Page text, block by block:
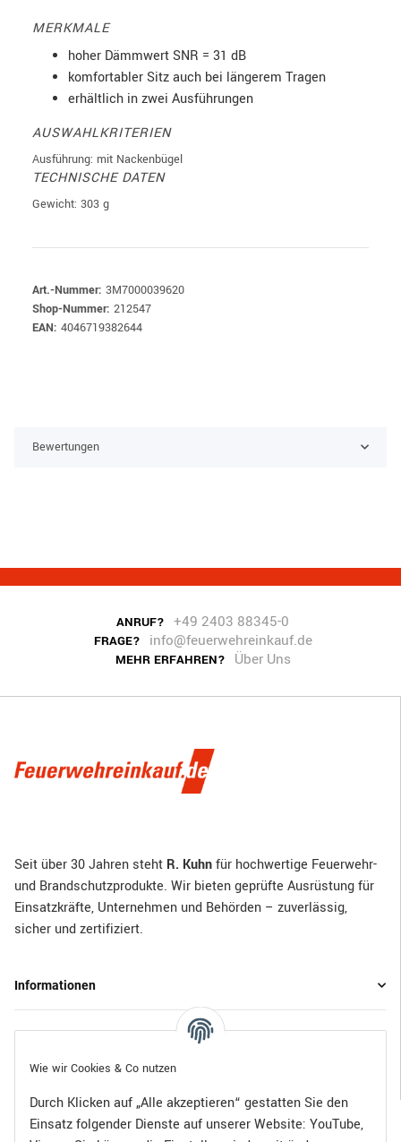
Wie wir Cookies & Co nutzen
Durch Klicken auf „Alle akzeptieren“ gestatten Sie den
Einsatz folgender Dienste auf unserer Website: YouTube,
MERKMALE
hoher Dämmwert SNR = 31 dB
komfortabler Sitz auch bei längerem Tragen
erhältlich in zwei Ausführungen
AUSWAHLKRITERIEN
Ausführung: mit Nackenbügel
TECHNISCHE DATEN
Gewicht: 303 g
Art.-Nummer: 3M7000039620
Shop-Nummer: 212547
EAN: 4046719382644
Bewertungen
ANRUF? +49 2403 88345-0
FRAGE? info@feuerwehreinkauf.de
MEHR ERFAHREN? Über Uns
Seit über 30 Jahren steht R. Kuhnfür hochwertige Feuerwehr-
und Brandschutzprodukte. Wir bieten geprüfte Ausrüstung für
Einsatzkräfte, Unternehmen und Behörden – zuverlässig,
sicher und zertifiziert.
Informationen
Gesetzliche Informationen
Bezahlen Sie bequem per: